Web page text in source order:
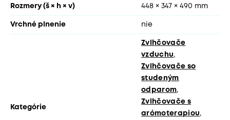
Rozmery (š × h × v) 448 × 347 × 490 mm
Vrchné plnenie nie
Kategórie
Zvlhčovače
vzduchu,
Zvlhčovače so
studeným
odparom,
Zvlhčovače s
arómoterapiou,